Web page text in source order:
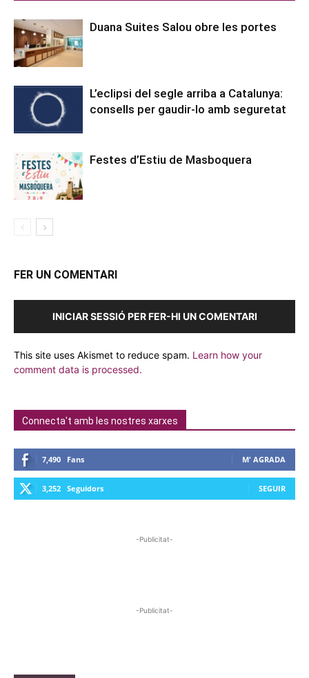
Duana Suites Salou obre les portes
L’eclipsi del segle arriba a Catalunya:
consells per gaudir-lo amb seguretat
Festes d’Estiu de Masboquera
FER UN COMENTARI
INICIAR SESSIÓ PER FER-HI UN COMENTARI
This site uses Akismet to reduce spam. Learn how your
comment data is processed.
Connecta't amb les nostres xarxes
7,490 Fans M' AGRADA
3,252 Seguidors SEGUIR
-Publicitat-
-Publicitat-